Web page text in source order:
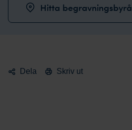
Hitta begravningsbyrå
Dela Skriv ut